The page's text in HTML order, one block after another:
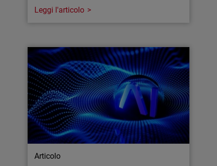
Leggi l'articolo
Articolo